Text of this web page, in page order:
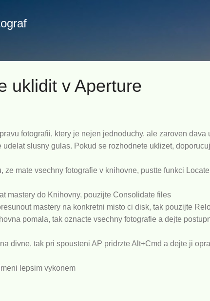
uklidit v Aperture
fotografii, ktery je nejen jednoduchy, ale zaroven dava
udelat slusny gulas. Pokud se rozhodnete uklizet,
ze mate vsechny fotografie v knihovne, pustte funkci
mastery do Knihovny, pouzijte Consolidate files
mastery na konkretni misto ci disk, tak pouzijte
pomala, tak oznacte vsechny fotografie a dejte
divne, tak pri spousteni AP pridrzte Alt+Cmd a dejte ji
lepsim vykonem